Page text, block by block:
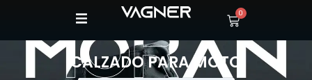
0
CALZADO PARA MOTO